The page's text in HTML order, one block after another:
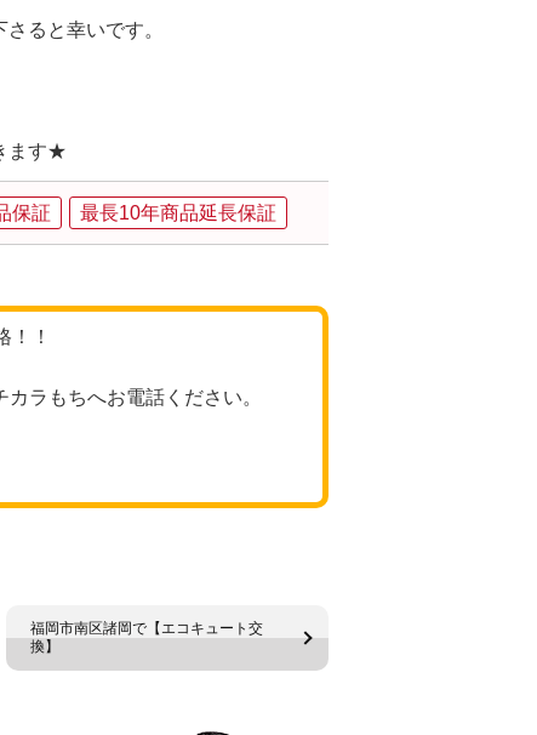
ると幸いです。
ます★
保証 最長10年商品延長保証
！！
ラもちへお電話ください。
福岡市南区諸岡で【エコキュート交
換】